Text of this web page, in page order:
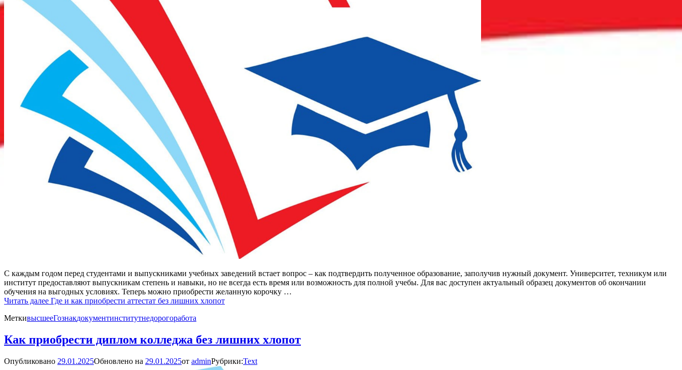
С каждым годом перед студентами и выпускниками учебных заведений встает вопрос – как подтвердить полученное образование, заполучив нужный документ. Университет, техникум или
институт предоставляют выпускникам степень и навыки, но не всегда есть время или возможность для полной учебы. Для вас доступен актуальный образец документов об окончании
обучения на выгодных условиях. Теперь можно приобрести желанную корочку …
Читать далее Где и как приобрести аттестат без лишних хлопот
МеткивысшееГознакдокументинститутнедорогоработа
Как приобрести диплом колледжа без лишних хлопот
Опубликовано 29.01.2025Обновлено на 29.01.2025от adminРубрики:Text